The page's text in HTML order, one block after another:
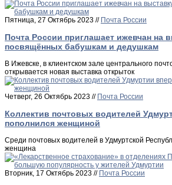
Пятница, 27 Октябрь 2023 // Почта России
Почта России приглашает ижевчан на
посвящённых бабушкам и дедушкам
В Ижевске, в клиентском зале центрального
открывается новая выставка открыток
Четверг, 26 Октябрь 2023 // Почта России
Коллектив почтовых водителей
пополнился женщиной
Среди почтовых водителей в Удмуртской
женщина
Вторник, 17 Октябрь 2023 // Почта России